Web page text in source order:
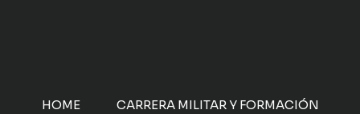
HOME CARRERA MILITAR Y FORMACIÓN